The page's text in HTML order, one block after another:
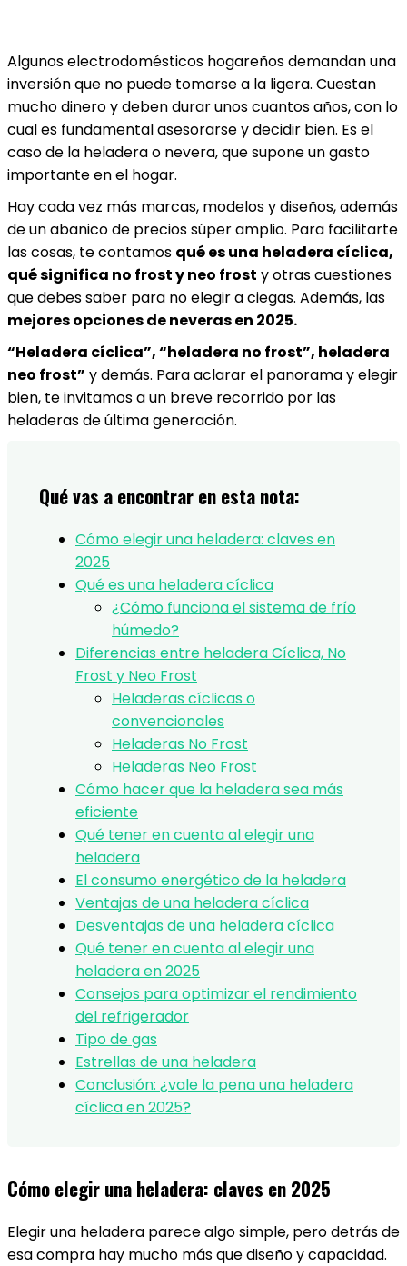
Algunos electrodomésticos hogareños demandan una
inversión que no puede tomarse a la ligera. Cuestan
mucho dinero y deben durar unos cuantos años, con lo
cual es fundamental asesorarse y decidir bien. Es el
caso de la heladera o nevera, que supone un gasto
importante en el hogar.
Hay cada vez más marcas, modelos y diseños, además
de un abanico de precios súper amplio. Para facilitarte
las cosas, te contamos qué es una heladera cíclica,
qué significa no frost y neo frost y otras cuestiones
que debes saber para no elegir a ciegas. Además, las
mejores opciones de neveras en 2025.
“Heladera cíclica”, “heladera no frost”, heladera
neo frost” y demás. Para aclarar el panorama y elegir
bien, te invitamos a un breve recorrido por las
heladeras de última generación.
Qué vas a encontrar en esta nota:
Cómo elegir una heladera: claves en
2025
Qué es una heladera cíclica
¿Cómo funciona el sistema de frío
húmedo?
Diferencias entre heladera Cíclica, No
Frost y Neo Frost
Heladeras cíclicas o
convencionales
Heladeras No Frost
Heladeras Neo Frost
Cómo hacer que la heladera sea más
eficiente
Qué tener en cuenta al elegir una
heladera
El consumo energético de la heladera
Ventajas de una heladera cíclica
Desventajas de una heladera cíclica
Qué tener en cuenta al elegir una
heladera en 2025
Consejos para optimizar el rendimiento
del refrigerador
Tipo de gas
Estrellas de una heladera
Conclusión: ¿vale la pena una heladera
cíclica en 2025?
Cómo elegir una heladera: claves en 2025
Elegir una heladera parece algo simple, pero detrás de
esa compra hay mucho más que diseño y capacidad.